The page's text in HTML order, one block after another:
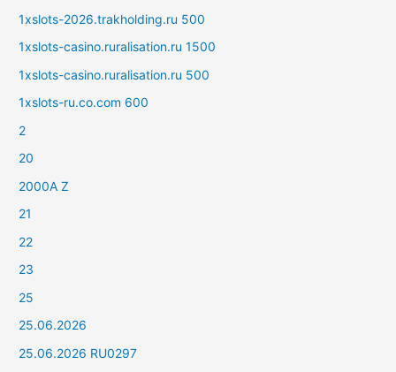
1xslots-2026.trakholding.ru 500
1xslots-casino.ruralisation.ru 1500
1xslots-casino.ruralisation.ru 500
1xslots-ru.co.com 600
2
20
2000A Z
21
22
23
25
25.06.2026
25.06.2026 RU0297